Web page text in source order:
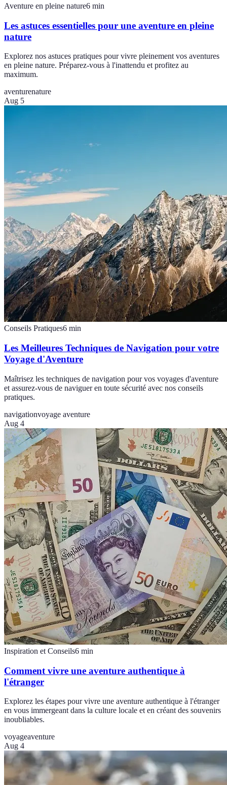
Aventure en pleine nature6 min
Les astuces essentielles pour une aventure en pleine
nature
Explorez nos astuces pratiques pour vivre pleinement vos aventures
en pleine nature. Préparez-vous à l'inattendu et profitez au
maximum.
aventurenature
Aug 5
Conseils Pratiques6 min
Les Meilleures Techniques de Navigation pour votre
Voyage d'Aventure
Maîtrisez les techniques de navigation pour vos voyages d'aventure
et assurez-vous de naviguer en toute sécurité avec nos conseils
pratiques.
navigationvoyage aventure
Aug 4
Inspiration et Conseils6 min
Comment vivre une aventure authentique à
l'étranger
Explorez les étapes pour vivre une aventure authentique à l'étranger
en vous immergeant dans la culture locale et en créant des souvenirs
inoubliables.
voyageaventure
Aug 4